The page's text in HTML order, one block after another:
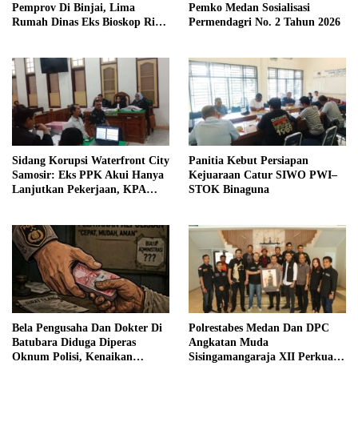
Pemprov Di Binjai, Lima
Rumah Dinas Eks Bioskop Ria
Pemko Medan Sosialisasi
Permendagri No. 2 Tahun 2026
Sidang Korupsi Waterfront City
Samosir: Eks PPK Akui Hanya
Lanjutkan Pekerjaan, KPA
Panitia Kebut Persiapan
Kejuaraan Catur SIWO PWI–
STOK Binaguna
Bela Pengusaha Dan Dokter Di
Batubara Diduga Diperas
Oknum Polisi, Kenaikan
Polrestabes Medan Dan DPC
Angkatan Muda
Sisingamangaraja XII Perkuat